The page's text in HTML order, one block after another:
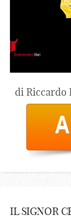
di Riccardo
IL SIGNOR